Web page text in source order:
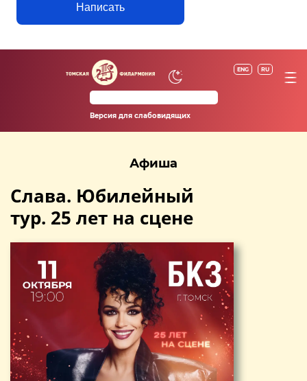
Написать
ENG RU
Версия для слабовидящих
Афиша
Слава. Юбилейный
тур. 25 лет на сцене